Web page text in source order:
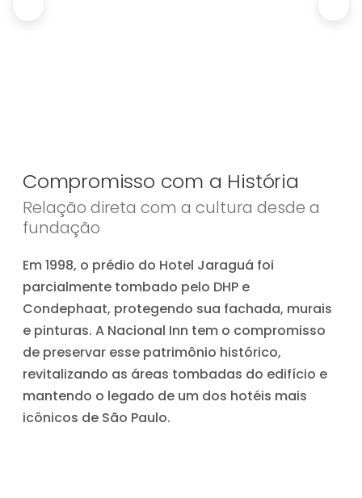
Compromisso com a História
Relação direta com a cultura desde a
fundação
Em 1998, o prédio do Hotel Jaraguá foi
parcialmente tombado pelo DHP e
Condephaat, protegendo sua fachada, murais
e pinturas. A Nacional Inn tem o compromisso
de preservar esse patrimônio histórico,
revitalizando as áreas tombadas do edifício e
mantendo o legado de um dos hotéis mais
icônicos de São Paulo.